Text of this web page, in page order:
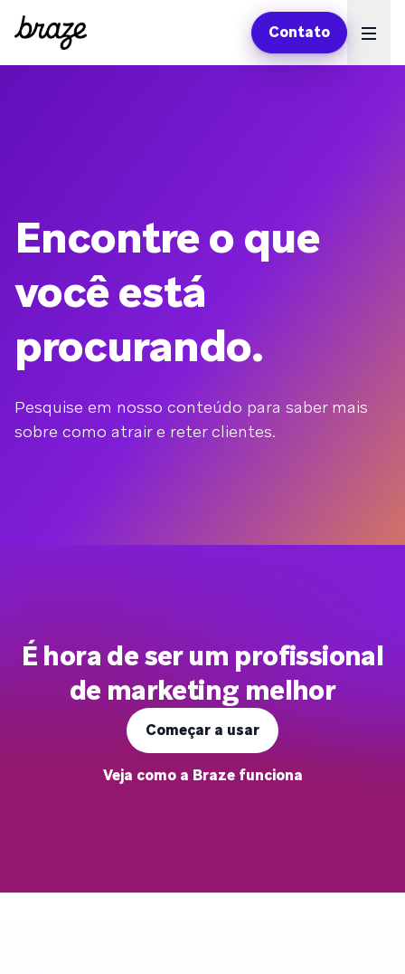
Contato
Encontre o que
você está
procurando.
Pesquise em nosso conteúdo para saber mais
sobre como atrair e reter clientes.
É hora de ser um profissional
de marketing melhor
Começar a usar
Veja como a Braze funciona